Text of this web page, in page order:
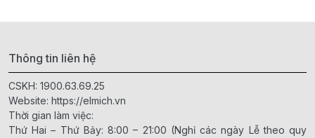
Thông tin liên hệ
CSKH: 1900.63.69.25
Website: https://elmich.vn
Thời gian làm việc:
Thứ Hai – Thứ Bảy: 8:00 – 21:00 (Nghỉ các ngày Lễ theo quy